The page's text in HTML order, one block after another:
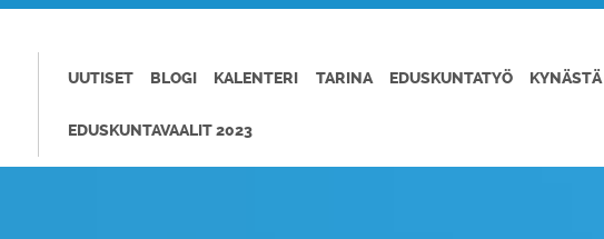
UUTISET BLOGI KALENTERI TARINA EDUSKUNTATYÖ KYNÄSTÄ
EDUSKUNTAVAALIT 2023